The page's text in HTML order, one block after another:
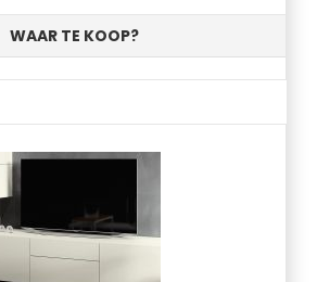
WAAR TE KOOP?